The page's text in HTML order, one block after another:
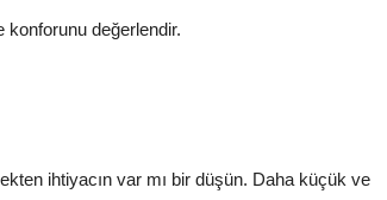
değerlendir.
ihtiyacın var mı bir düşün. Daha küçük ve